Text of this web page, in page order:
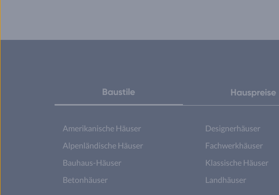
Baustile Hauspreise
Amerikanische Häuser
Alpenländische Häuser
Bauhaus-Häuser
Betonhäuser
Designerhäuser
Fachwerkhäuser
Klassische Häuser
Landhäuser